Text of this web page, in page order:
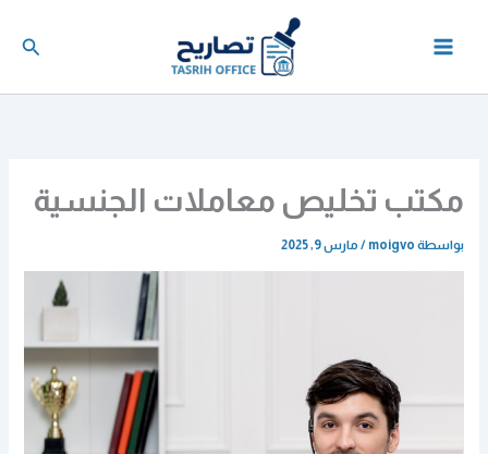
مكتب تخليص معاملات الجنسية
بواسطة moigvo
/ مارس 9, 2025